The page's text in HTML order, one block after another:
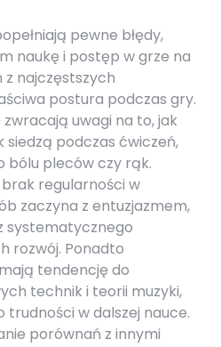
pewne błędy,
naukę i postęp w grze na
najczęstszych
postura podczas gry.
uwagi na to, jak
podczas ćwiczeń,
bólu pleców czy rąk.
regularności w
zaczyna z entuzjazmem,
systematycznego
rozwój. Ponadto
tendencję do
technik i teorii muzyki,
w dalszej nauce.
porównań z innymi